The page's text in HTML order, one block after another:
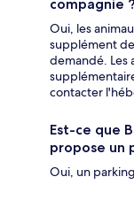
compagnie ?
Oui, les
supplément
demandé. Les
contacter
Est-ce que
propose un
Oui, un